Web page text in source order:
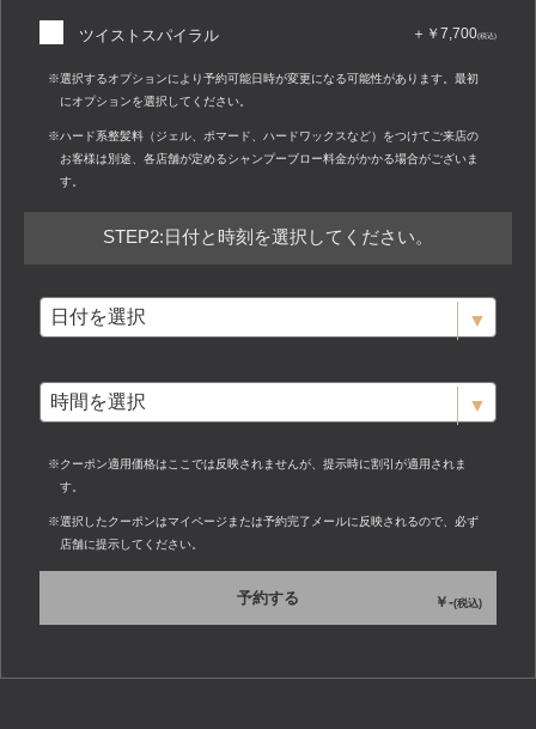
ツイストスパイラル 7,700
選択するオプションにより予約可能日時が変更になる可能性があります。最初
にオプションを選択してください。
ハード系整髪料（ジェル、ポマード、ハードワックスなど）をつけてご来店の
お客様は別途、各店舗が定めるシャンプーブロー料金がかかる場合がございま
す。
STEP2:日付と時刻を選択してください。
クーポン適用価格はここでは反映されませんが、提示時に割引が適用されま
す。
選択したクーポンはマイページまたは予約完了メールに反映されるので、必ず
店舗に提示してください。
予約する -